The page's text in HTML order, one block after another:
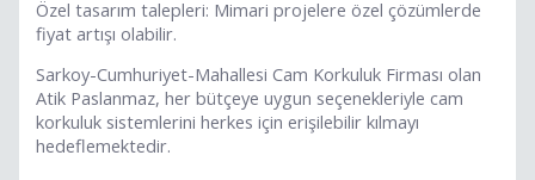
Özel tasarım talepleri: Mimari projelere özel çözümlerde
fiyat artışı olabilir.
Sarkoy-Cumhuriyet-Mahallesi Cam Korkuluk Firması olan
Atik Paslanmaz, her bütçeye uygun seçenekleriyle cam
korkuluk sistemlerini herkes için erişilebilir kılmayı
hedeflemektedir.